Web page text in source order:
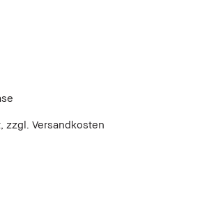
zzgl. Versandkosten